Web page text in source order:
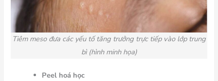
Tiêm meso đưa các yếu tố tăng trưởng trực tiếp vào lớp trung
bì (hình minh họa)
Peel hoá học